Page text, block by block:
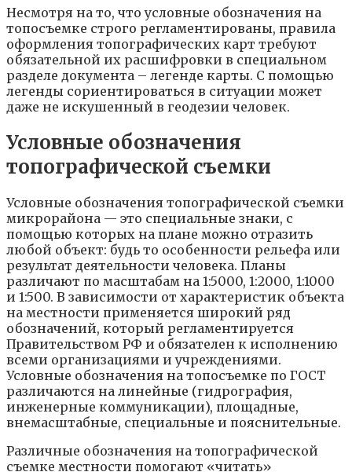
Несмотря на то, что условные обозначения на
топосъемке строго регламентированы, правила
оформления топографических карт требуют
обязательной их расшифровки в специальном
разделе документа – легенде карты. С помощью
легенды сориентироваться в ситуации может
даже не искушенный в геодезии человек.
Условные обозначения
топографической съемки
Условные обозначения топографической съемки
микрорайона — это специальные знаки, с
помощью которых на плане можно отразить
любой объект: будь то особенности рельефа или
результат деятельности человека. Планы
различают по масштабам на 1:5000, 1:2000, 1:1000
и 1:500. В зависимости от характеристик объекта
на местности применяется широкий ряд
обозначений, который регламентируется
Правительством РФ и обязателен к исполнению
всеми организациями и учреждениями.
Условные обозначения на топосъемке по ГОСТ
различаются на линейные (гидрография,
инженерные коммуникации), площадные,
внемасштабные, специальные и пояснительные.
Различные обозначения на топографической
съемке местности помогают «читать»